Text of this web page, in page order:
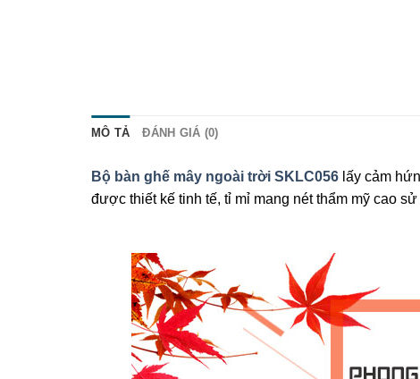
MÔ TẢ ĐÁNH GIÁ (0)
Bộ bàn ghế mây ngoài trời SKLC056 lấy cảm
được thiết kế tinh tế, tỉ mỉ mang nét thẩm mỹ cao